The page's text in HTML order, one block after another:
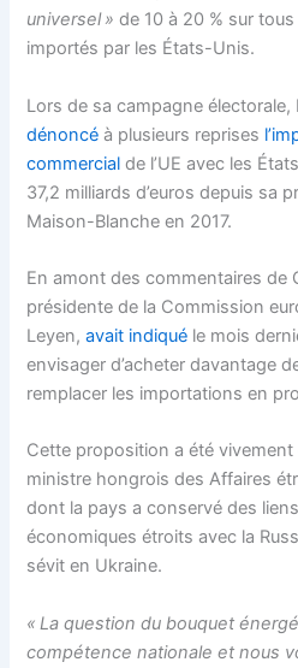
universel » de 10 à 20 % sur
importés par les États-Unis.
Lors de sa campagne
dénoncé à plusieurs reprises
commercial de l’UE avec les
37,2 milliards d’euros depuis sa
Maison-Blanche en 2017.
En amont des commentaires de
présidente de la Commission
Leyen,avait indiqué le mois
envisager d’acheter davantage
remplacer les importations en
Cette proposition a été
ministre hongrois des Affaires
dont la pays a conservé des
économiques étroits avec la
sévit en Ukraine.
« La question du bouquet
compétence nationale et nous